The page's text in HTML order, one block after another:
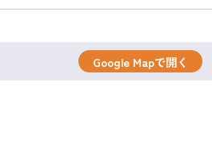
Google Mapで開く